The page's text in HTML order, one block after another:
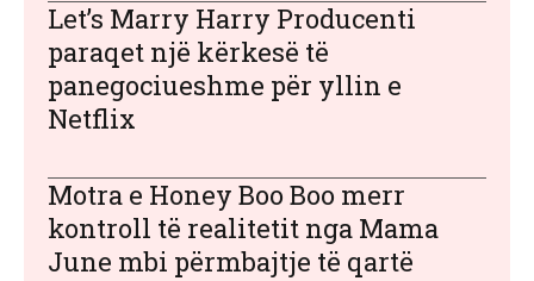
Let’s Marry Harry Producenti
paraqet një kërkesë të
panegociueshme për yllin e
Netflix
Motra e Honey Boo Boo merr
kontroll të realitetit nga Mama
June mbi përmbajtje të qartë